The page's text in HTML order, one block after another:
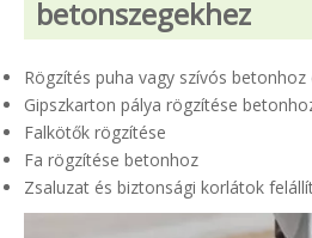
betonszegekhez
Rögzítés puha vagy szívós betonhoz
Gipszkarton pálya rögzítése
Falkötők rögzítése
Fa rögzítése betonhoz
Zsaluzat és biztonsági korlátok